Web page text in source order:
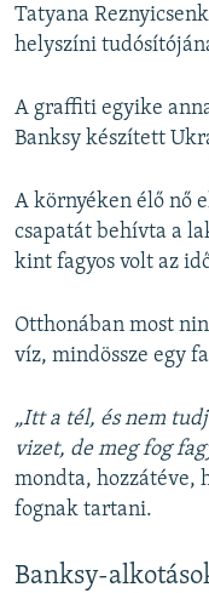
Tatyana
helyszíni
A graffiti egyike
Banksy készített
A környéken élő nő
csapatát behívta a
kint fagyos volt az
Otthonában most
víz, mindössze egy
„Itt a tél, és nem
vizet, de meg fog
mondta, hozzátéve,
fognak tartani.
Banksy-